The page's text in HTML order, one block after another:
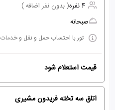
4 نفره
( بدون نفر اضافه )
صبحانه
تور با احتساب حمل و نقل و خدمات
قیمت استعلام شود
اتاق سه تخته فریدون مشیری